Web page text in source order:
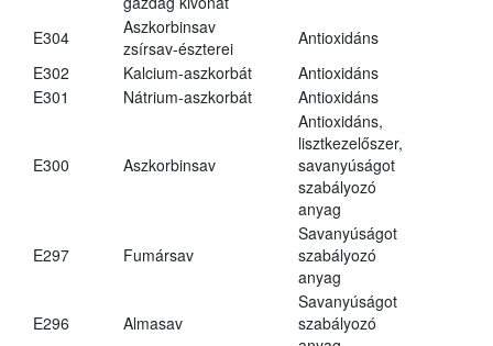
E304
Aszkorbinsav
zsírsav-észterei
Antioxidáns
E302
Kalcium-aszkorbát
Antioxidáns
E301
Nátrium-aszkorbát Antioxidáns
E300 Aszkorbinsav
Antioxidáns,
lisztkezelőszer,
savanyúságot
szabályozó
anyag
E297 Fumársav
Savanyúságot
szabályozó
anyag
E296 Almasav
Savanyúságot
szabályozó